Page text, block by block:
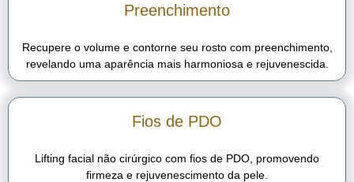
Preenchimento
Recupere o volume e contorne seu rosto com preenchimento,
revelando uma aparência mais harmoniosa e rejuvenescida.
Fios de PDO
Lifting facial não cirúrgico com fios de PDO, promovendo
firmeza e rejuvenescimento da pele.